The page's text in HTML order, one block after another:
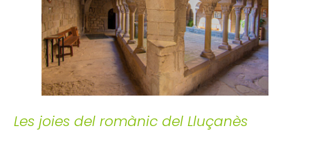
Les joies del romànic del Lluçanès